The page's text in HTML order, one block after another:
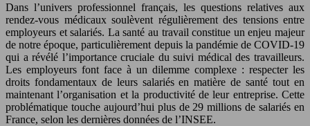
Dans l’univers professionnel français, les questions relatives aux
rendez-vous médicaux soulèvent régulièrement des tensions entre
employeurs et salariés. La santé au travail constitue un enjeu majeur
de notre époque, particulièrement depuis la pandémie de COVID-19
qui a révélé l’importance cruciale du suivi médical des travailleurs.
Les employeurs font face à un dilemme complexe : respecter les
droits fondamentaux de leurs salariés en matière de santé tout en
maintenant l’organisation et la productivité de leur entreprise. Cette
problématique touche aujourd’hui plus de 29 millions de salariés en
France, selon les dernières données de l’INSEE.